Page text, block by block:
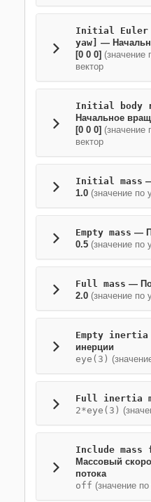
Initial
yaw]
—
[0 0 0] (значение
вектор
Initial body
Начальное
[0 0 0] (значение
вектор
Initial mass
1.0 (значение по
Empty mass —
0.5 (значение по
Full mass —
2.0 (значение по
Empty
инерции
eye(3)
Full inertia
2*eye(3)
Include
Массовый
потока
off (значение